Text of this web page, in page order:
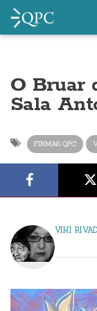
O Bruar
Sala
FIRMAS QPC
VIKI